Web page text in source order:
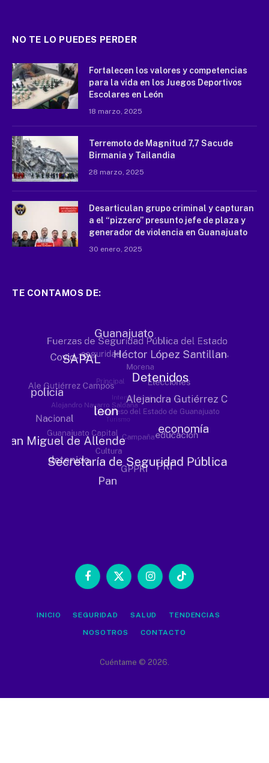
NO TE LO PUEDES PERDER
Fortalecen los valores y competencias
para la vida en los Juegos Deportivos
Escolares en León
18 marzo, 2025
Terremoto de Magnitud 7,7 Sacude
Birmania y Tailandia
28 marzo, 2025
Desarticulan grupo criminal y capturan
a el “pizzero” presunto jefe de plaza y
generador de violencia en Guanajuato
30 enero, 2025
TE CONTAMOS DE:
Facebook
X
InstagramTikTok
INICIO SEGURIDAD SALUD TENDENCIAS
NOSOTROS CONTACTO
Cuéntame © 2026.